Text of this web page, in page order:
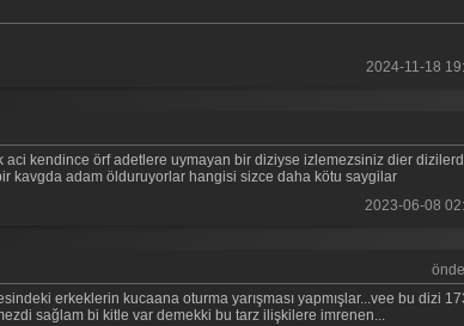
2024-11-18
kendince örf adetlere uymayan bir diziyse izlemezsiniz dier
kavgda adam ölduruyorlar hangisi sizce daha kötu saygilar
2023-06-08
erkeklerin kucaana oturma yarışması yapmışlar...vee bu dizi
sağlam bi kitle var demekki bu tarz ilişkilere imrenen...